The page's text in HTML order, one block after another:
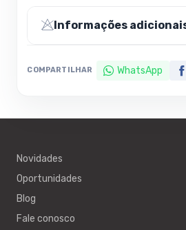
Informações
COMPARTILHAR WhatsApp
Novidades
Oportunidades
Blog
Fale conosco